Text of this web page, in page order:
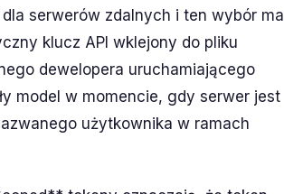
serwerów zdalnych i ten wybór ma
klucz API wklejony do pliku
dewelopera uruchamiającego
model w momencie, gdy serwer jest
użytkownika w ramach